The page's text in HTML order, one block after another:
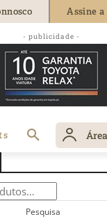
Assine
- publicidade -
Pesquisa